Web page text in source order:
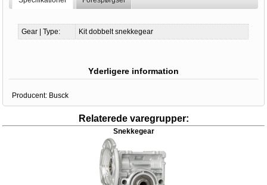
Gear | Type: Kit dobbelt snekkegear
Yderligere information
Producent: Busck
Relaterede varegrupper:
Snekkegear